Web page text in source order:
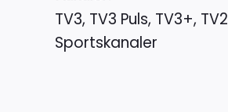
TV3, TV3 Puls, TV3+, TV2
Sportskanaler